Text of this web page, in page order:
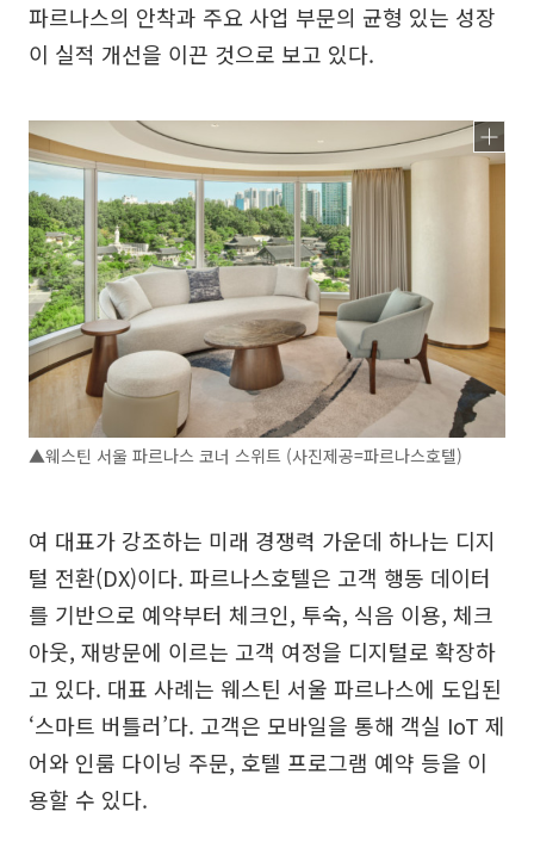
파르나스의 안착과 주요 사업 부문의 균형 있는 성장
이 실적 개선을 이끈 것으로 보고 있다.
▲웨스틴 서울 파르나스 코너 스위트 (사진제공=파르나스호텔)
여 대표가 강조하는 미래 경쟁력 가운데 하나는 디지
털 전환(DX)이다. 파르나스호텔은 고객 행동 데이터
를 기반으로 예약부터 체크인, 투숙, 식음 이용, 체크
아웃, 재방문에 이르는 고객 여정을 디지털로 확장하
고 있다. 대표 사례는 웨스틴 서울 파르나스에 도입된
‘스마트 버틀러’다. 고객은 모바일을 통해 객실 IoT 제
어와 인룸 다이닝 주문, 호텔 프로그램 예약 등을 이
용할 수 있다.